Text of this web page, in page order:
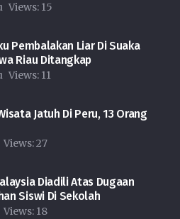
Views: 15
Pembalakan Liar Di Suaka
Riau Ditangkap
Views: 11
Jatuh Di Peru, 13 Orang
Views:27
Diadili Atas Dugaan
Siswi Di Sekolah
Views: 18